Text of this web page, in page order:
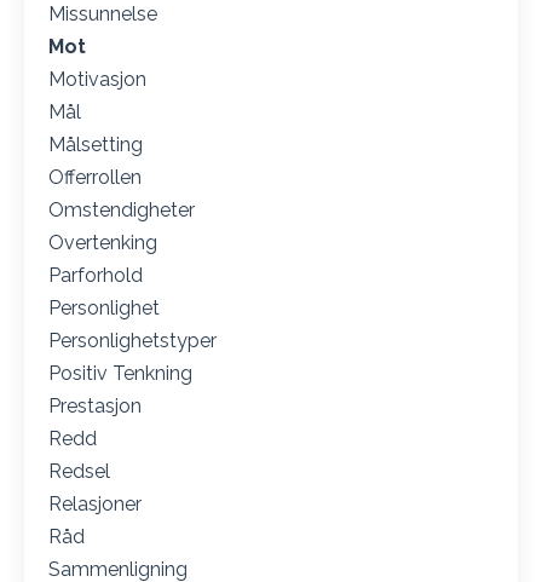
Missunnelse
Mot
Motivasjon
Mål
Målsetting
Offerrollen
Omstendigheter
Overtenking
Parforhold
Personlighet
Personlighetstyper
Positiv Tenkning
Prestasjon
Redd
Redsel
Relasjoner
Råd
Sammenligning